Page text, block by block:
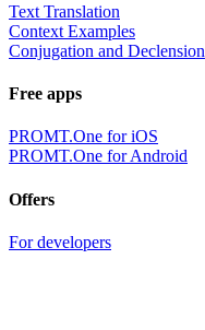
Text Translation
Context Examples
Conjugation and Declension
Free apps
PROMT.One for iOS
PROMT.One for Android
Offers
For developers